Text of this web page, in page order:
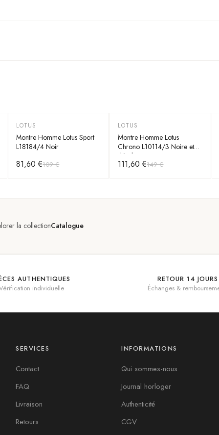
-25%
LOTUS
Montre Homme Lotus Sport
L18184/4 Noir
81,60 €109 €
-25%
LOTUS
Montre Homme Lotus
Chrono L10114/3 Noire et
détails verts
111,60 €149 €
la collectionCatalogue
AUTHENTIQUES
individuelle
RETOUR 14 JOURS
Échanges &
SERVICES
Contact
FAQ
Livraison
Retours
INFORMATIONS
Qui sommes-nous
Journal horloger
Authenticité
CGV